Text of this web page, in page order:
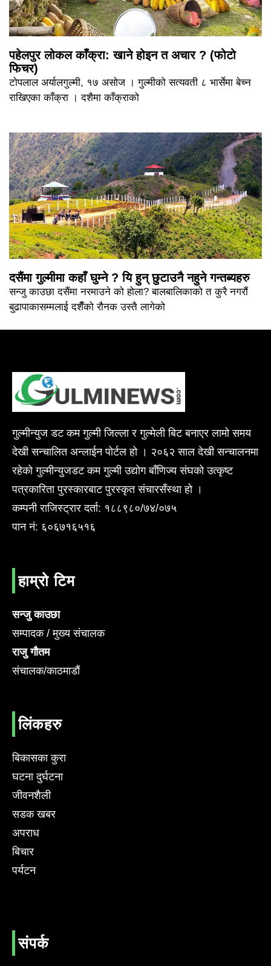
पहेलपुर लोकल काँक्रा: खाने होइन त अचार ? (फोटो
फिचर)
टोपलाल अर्यालगुल्मी, १७ असोज । गुल्मीको सत्यवती ८ भार्सेमा बेच्न
राखिएका काँक्रा । दशैमा काँक्राको
दसैंमा गुल्मीमा कहाँ घुम्ने ? यि हुन् छुटाउनै नहुने गन्तब्यहरु
सन्जु काउछा दसैंमा नरमाउने को होला? बालबालिकाको त कुरै नगरौं
बुढापाकासम्मलाई दशैँको रौनक उस्तै लागेको
गुल्मीन्युज डट कम गुल्मी जिल्ला र गुल्मेली बिट बनाएर लामो समय
देखी सन्चालित अन्लाईन पोर्टल हो । २०६२ साल देखी सन्चालनमा
रहेको गुल्मीन्युजडट कम गुल्मी उद्योग बाँणिज्य संघको उत्कृष्ट
पत्रकारिता पुरस्कारबाट पुरस्कृत संचारसँस्था हो ।
कम्पनी राजिस्ट्रार दर्ता: १८८९८०/७४/०७५
पान नं: ६०६७१६५१६
हाम्रो टिम
सन्जु काउछा
सम्पादक / मुख्य संचालक
राजु गौतम
संचालक/काठमाडौं
लिंकहरु
बिकासका कुरा
घटना दुर्घटना
जीवनशैली
सडक खबर
अपराध
बिचार
पर्यटन
संपर्क